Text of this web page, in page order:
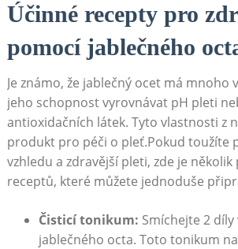
Účinné recepty pro
pomocí jablečného
Je známo, že jablečný ocet má mnoho
jeho schopnost vyrovnávat pH pleti
antioxidačních látek. Tyto vlastnosti z
produkt pro péči o pleť.Pokud toužíte
vzhledu a zdravější pleti, zde je několik
receptů, které můžete jednoduše
Čisticí tonikum: Smíchejte 2
jablečného octa. Toto tonikum